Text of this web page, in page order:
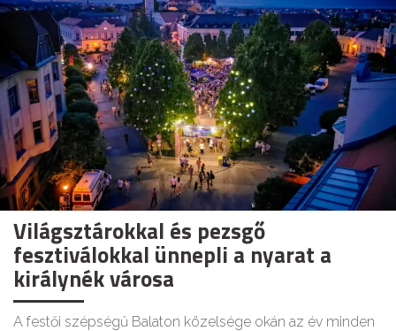
Világsztárokkal és pezsgő
fesztiválokkal ünnepli a nyarat a
királynék városa
A festői szépségű Balaton közelsége okán az év minden